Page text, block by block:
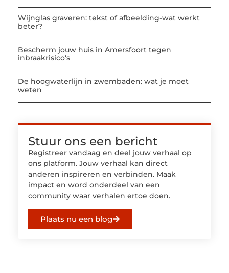
Wijnglas graveren: tekst of afbeelding-wat werkt
beter?
Bescherm jouw huis in Amersfoort tegen
inbraakrisico's
De hoogwaterlijn in zwembaden: wat je moet
weten
Stuur ons een bericht
Registreer vandaag en deel jouw verhaal op
ons platform. Jouw verhaal kan direct
anderen inspireren en verbinden. Maak
impact en word onderdeel van een
community waar verhalen ertoe doen.
Plaats nu een blog